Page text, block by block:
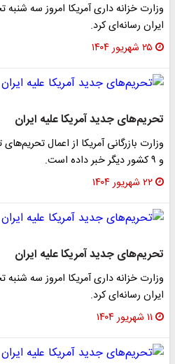
وزارت خزانه داری آمریکا امروز سه
ایران رسانه‌ای کرد.
۲۵ شهریور ۱۴۰۴
تحریم‌های جدید آمریکا علیه ایران
وزارت بازرگانی آمریکا از اعمال
و ۹ کشور دیگر خبر داده است.
۲۲ شهریور ۱۴۰۴
تحریم‌های جدید آمریکا علیه ایران
وزارت خزانه داری آمریکا امروز سه
ایران رسانه‌ای کرد.
۱۱ شهریور ۱۴۰۴